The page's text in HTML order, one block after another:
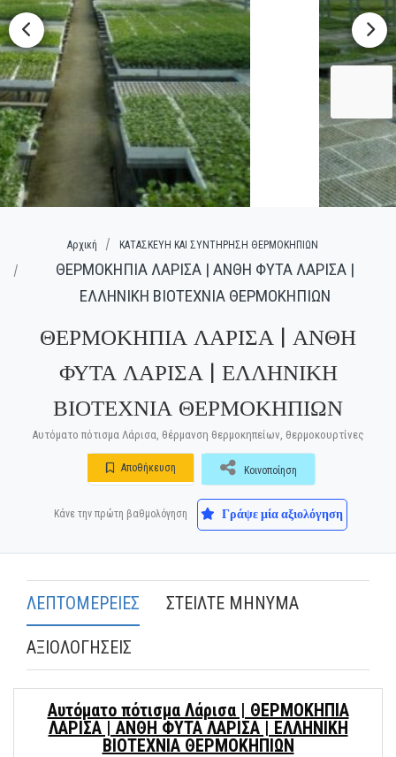
Αρχική ΚΑΤΑΣΚΕΥΗ ΚΑΙ ΣΥΝΤΗΡΗΣΗ ΘΕΡΜΟΚΗΠΙΩΝ
ΘΕΡΜΟΚΗΠΙΑ ΛΑΡΙΣΑ | ΑΝΘΗ ΦΥΤΑ ΛΑΡΙΣΑ |
ΕΛΛΗΝΙΚΗ ΒΙΟΤΕΧΝΙΑ ΘΕΡΜΟΚΗΠΙΩΝ
ΘΕΡΜΟΚΗΠΙΑ ΛΑΡΙΣΑ | ΑΝΘΗ
ΦΥΤΑ ΛΑΡΙΣΑ | ΕΛΛΗΝΙΚΗ
ΒΙΟΤΕΧΝΙΑ ΘΕΡΜΟΚΗΠΙΩΝ
Αυτόματο πότισμα Λάρισα, θέρμανση θερμοκηπείων, θερμοκουρτίνες
Αποθήκευση Κοινοποίηση
Κάνε την πρώτη βαθμολόγηση Γράψε μία αξιολόγηση
ΛΕΠΤΟΜΕΡΕΙΕΣ ΣΤΕΙΛΤΕ ΜΗΝΥΜΑ
ΑΞΙΟΛΟΓΗΣΕΙΣ
Αυτόματο πότισμα Λάρισα | ΘΕΡΜΟΚΗΠΙΑ
ΛΑΡΙΣΑ | ΑΝΘΗ ΦΥΤΑ ΛΑΡΙΣΑ | ΕΛΛΗΝΙΚΗ
ΒΙΟΤΕΧΝΙΑ ΘΕΡΜΟΚΗΠΙΩΝ